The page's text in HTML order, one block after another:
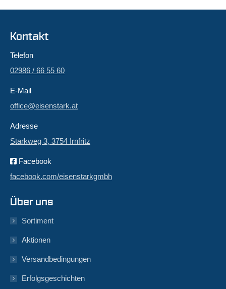
Kontakt
Telefon
02986 / 66 55 60
E-Mail
office@eisenstark.at
Adresse
Starkweg 3, 3754 Irnfritz
Facebook
facebook.com/eisenstarkgmbh
Über uns
Sortiment
Aktionen
Versandbedingungen
Erfolgsgeschichten